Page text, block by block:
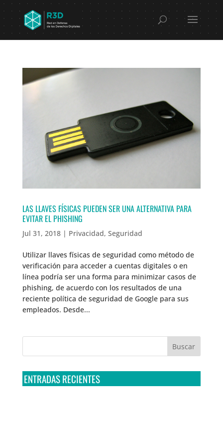
LAS LLAVES FÍSICAS PUEDEN SER UNA ALTERNATIVA PARA
EVITAR EL PHISHING
Jul 31, 2018| Privacidad, Seguridad
Utilizar llaves físicas de seguridad como método de
verificación para acceder a cuentas digitales o en
línea podría ser una forma para minimizar casos de
phishing, de acuerdo con los resultados de una
reciente política de seguridad de Google para sus
empleados. Desde...
ENTRADAS RECIENTES